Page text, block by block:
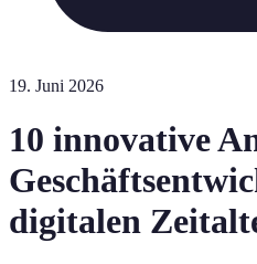
19. Juni 2026
10 innovative
digitalen